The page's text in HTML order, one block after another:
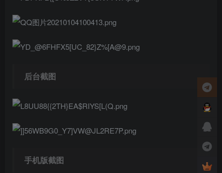
后台截图
手机版截图